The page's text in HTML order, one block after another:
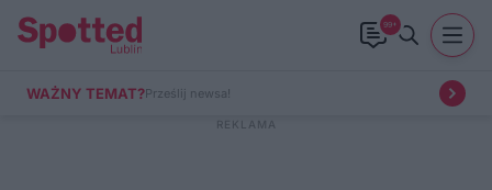
99+
WAŻNY TEMAT?Prześlij newsa!